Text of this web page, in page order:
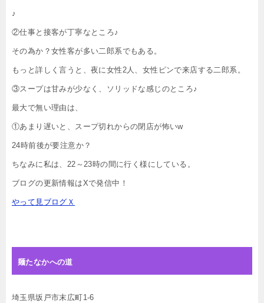
♪
②仕事と接客が丁寧なところ♪
その為か？女性客が多い二郎系でもある。
もっと詳しく言うと、夜に女性2人、女性ピンで来店する二郎系。
③スープは甘みが少なく、ソリッドな感じのところ♪
最大で無い理由は、
①あまり遅いと、スープ切れからの閉店が怖いw
24時前後が要注意か？
ちなみに私は、22～23時の間に行く様にしている。
ブログの更新情報はXで発信中！
やって見ブログＸ
麺たなかへの道
埼玉県坂戸市末広町1-6